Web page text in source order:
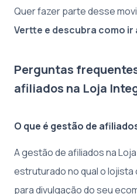
Quer fazer parte desse
Vertte e descubra como ir
Perguntas
afiliados na Loja
O que é gestão de
A gestão de afiliados na
estruturado no qual o lojista
para divulgação do seu